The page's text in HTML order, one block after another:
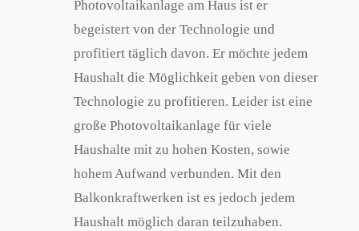
Photovoltaikanlage am Haus ist er
begeistert von der Technologie und
profitiert täglich davon. Er möchte jedem
Haushalt die Möglichkeit geben von dieser
Technologie zu profitieren. Leider ist eine
große Photovoltaikanlage für viele
Haushalte mit zu hohen Kosten, sowie
hohem Aufwand verbunden. Mit den
Balkonkraftwerken ist es jedoch jedem
Haushalt möglich daran teilzuhaben.